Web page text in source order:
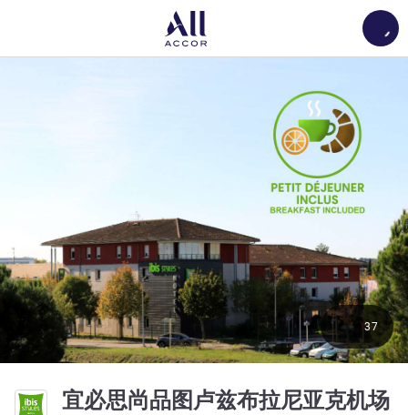
宜必思尚品图卢兹布拉尼亚克机场
37